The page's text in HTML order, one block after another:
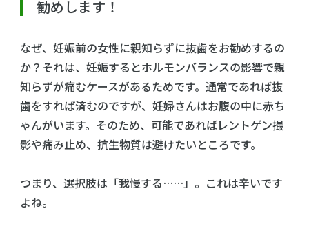
勧めします！
なぜ、妊娠前の女性に親知らずに抜歯をお勧めするの
か？それは、妊娠するとホルモンバランスの影響で親
知らずが痛むケースがあるためです。通常であれば抜
歯をすれば済むのですが、妊婦さんはお腹の中に赤ち
ゃんがいます。そのため、可能であればレントゲン撮
影や痛み止め、抗生物質は避けたいところです。
つまり、選択肢は「我慢する……」。これは辛いです
よね。